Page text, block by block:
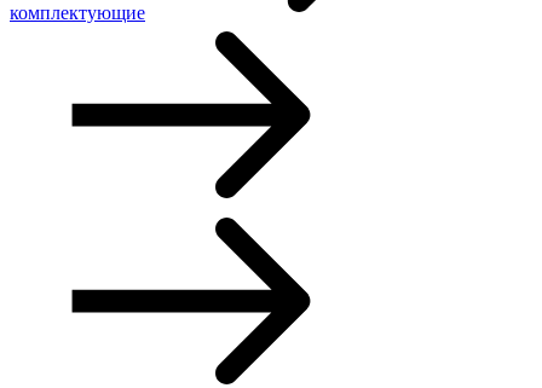
комплектующие